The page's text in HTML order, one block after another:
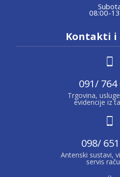
08:00-
Kontakti i
091/ 764
Trgovina,
evidencije iz
098/
Antenski sustavi,
servis